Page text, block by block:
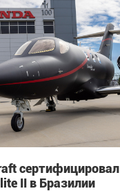
сертифицировал
II в Бразилии